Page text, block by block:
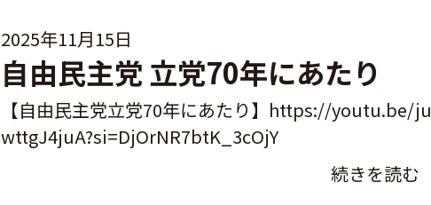
2025年11月15日
自由民主党 立党70年にあたり
【自由民主党立党70年にあたり】https://youtu.be/ju
wttgJ4juA?si=DjOrNR7btK_3cOjY
続きを読む